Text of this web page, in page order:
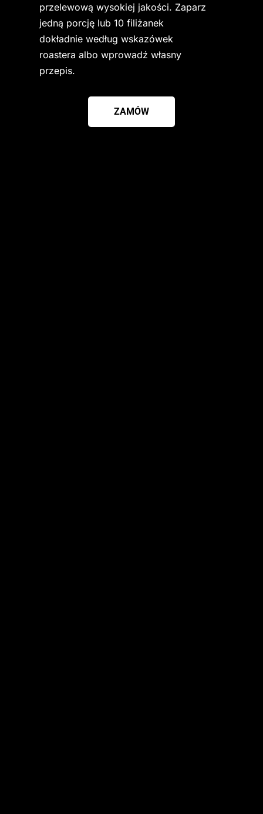
przelewową wysokiej jakości. Zaparz
jedną porcję lub 10 filiżanek
dokładnie według wskazówek
roastera albo wprowadź własny
przepis.
ZAMÓW